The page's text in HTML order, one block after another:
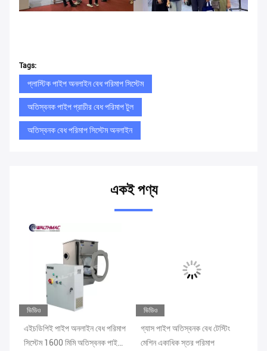
Tags:
প্লাস্টিক পাইপ অনলাইন বেধ পরিমাপ সিস্টেম
অতিস্বনক পাইপ প্রাচীর বেধ পরিমাপ টুল
অতিস্বনক বেধ পরিমাপ সিস্টেম অনলাইন
একই পণ্য
ভিডিও
এইচডিপিই পাইপ অনলাইন বেধ পরিমাপ
সিস্টেম 1600 মিমি অতিস্বনক পাইপ
ভিডিও
গ্যাস পাইপ অতিস্বনক বেধ টেস্টিং
মেশিন একাধিক স্তর পরিমাপ